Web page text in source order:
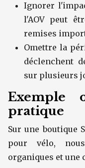
Ignorer
l'AOV peut
remises
Omettre la
déclenchent
sur plusieurs
Exemple
pratique
Sur une boutique
pour vélo,
organiques et une